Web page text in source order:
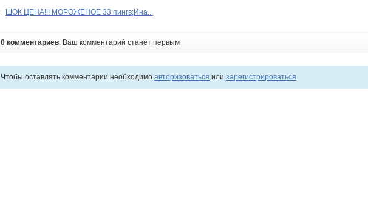
ШОК ЦЕНА!!! МОРОЖЕНОЕ 33 пингв;Ина...
0 комментариев. Ваш комментарий станет первым
Чтобы оставлять комментарии необходимо авторизоваться или зарегистрироваться